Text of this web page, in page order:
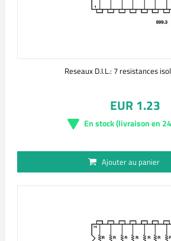
Reseaux D.I.L.: 7 resistances
EUR 1.23
En stock (livraison en
Ajouter au panier